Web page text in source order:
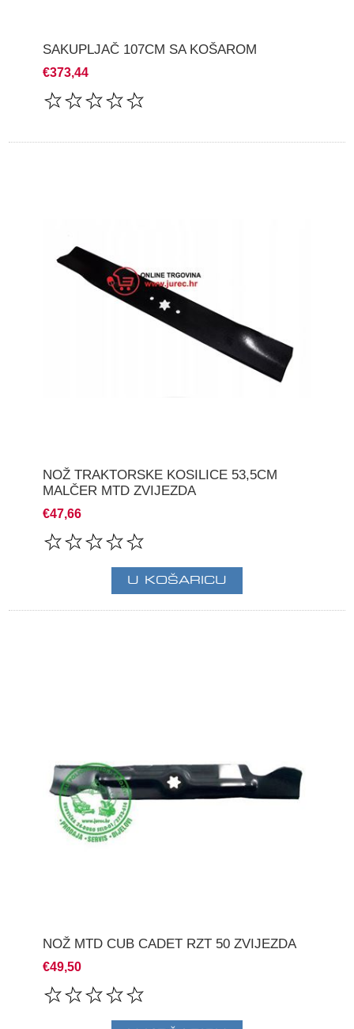
SAKUPLJAČ 107CM SA KOŠAROM
€373,44
NOŽ TRAKTORSKE KOSILICE 53,5CM
MALČER MTD ZVIJEZDA
€47,66
NOŽ MTD CUB CADET RZT 50 ZVIJEZDA
€49,50